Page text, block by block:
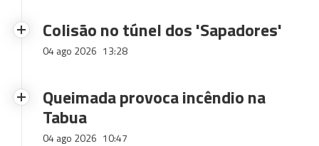
Colisão no túnel dos 'Sapadores'
04 ago 2026 13:28
Queimada provoca incêndio na
Tabua
04 ago 2026 10:47